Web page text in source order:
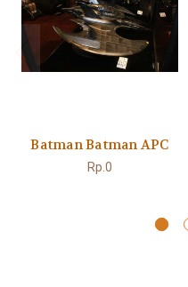
Batman Batman APC
Rp.0